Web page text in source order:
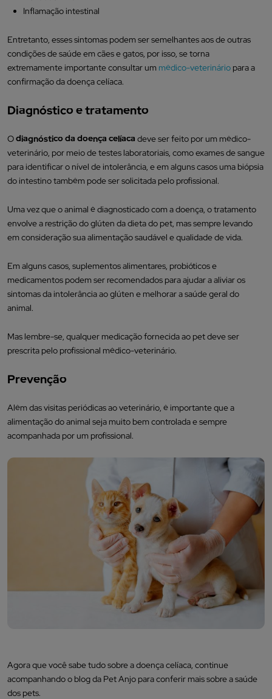
Inflamação intestinal
Entretanto, esses sintomas podem ser semelhantes aos de outras
condições de saúde em cães e gatos, por isso, se torna
extremamente importante consultar um médico-veterinário para a
confirmação da doença celíaca.
Diagnóstico e tratamento
Odiagnóstico da doença celíaca deve ser feito por um médico-
veterinário, por meio de testes laboratoriais, como exames de sangue
para identificar o nível de intolerância, e em alguns casos uma biópsia
do intestino também pode ser solicitada pelo profissional.
Uma vez que o animal é diagnosticado com a doença, o tratamento
envolve a restrição do glúten da dieta do pet, mas sempre levando
em consideração sua alimentação saudável e qualidade de vida.
Em alguns casos, suplementos alimentares, probióticos e
medicamentos podem ser recomendados para ajudar a aliviar os
sintomas da intolerância ao glúten e melhorar a saúde geral do
animal.
Mas lembre-se, qualquer medicação fornecida ao pet deve ser
prescrita pelo profissional médico-veterinário.
Prevenção
Além das visitas periódicas ao veterinário, é importante que a
alimentação do animal seja muito bem controlada e sempre
acompanhada por um profissional.
Agora que você sabe tudo sobre a doença celíaca, continue
acompanhando o blog da Pet Anjo para conferir mais sobre a saúde
dos pets.